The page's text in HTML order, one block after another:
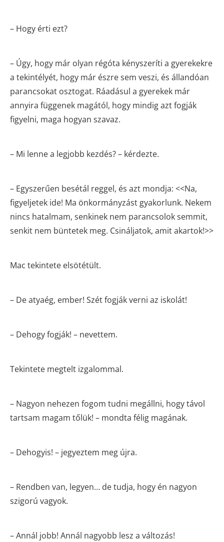
– Hogy érti ezt?
– Úgy, hogy már olyan régóta kényszeríti a gyerekekre
a tekintélyét, hogy már észre sem veszi, és állandóan
parancsokat osztogat. Ráadásul a gyerekek már
annyira függenek magától, hogy mindig azt fogják
figyelni, maga hogyan szavaz.
– Mi lenne a legjobb kezdés? – kérdezte.
– Egyszerűen besétál reggel, és azt mondja: <<Na,
figyeljetek ide! Ma önkormányzást gyakorlunk. Nekem
nincs hatalmam, senkinek nem parancsolok semmit,
senkit nem büntetek meg. Csináljatok, amit akartok!>>
Mac tekintete elsötétült.
– De atyaég, ember! Szét fogják verni az iskolát!
– Dehogy fogják! – nevettem.
Tekintete megtelt izgalommal.
– Nagyon nehezen fogom tudni megállni, hogy távol
tartsam magam tőlük! – mondta félig magának.
– Dehogyis! – jegyeztem meg újra.
– Rendben van, legyen… de tudja, hogy én nagyon
szigorú vagyok.
– Annál jobb! Annál nagyobb lesz a változás!